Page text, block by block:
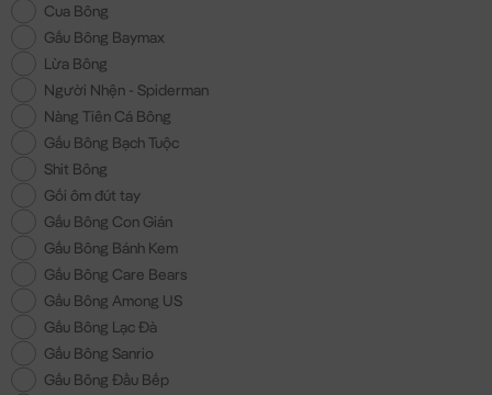
Cua Bông
Gấu Bông Baymax
Lừa Bông
Người Nhện - Spiderman
Nàng Tiên Cá Bông
Gấu Bông Bạch Tuộc
Shit Bông
Gối ôm đút tay
Gấu Bông Con Gián
Gấu Bông Bánh Kem
Gấu Bông Care Bears
Gấu Bông Among US
Gấu Bông Lạc Đà
Gấu Bông Sanrio
Gấu Bông Đầu Bếp